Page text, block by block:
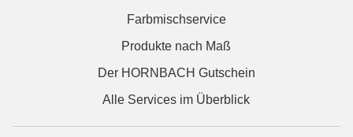
Farbmischservice
Produkte nach Maß
Der HORNBACH Gutschein
Alle Services im Überblick